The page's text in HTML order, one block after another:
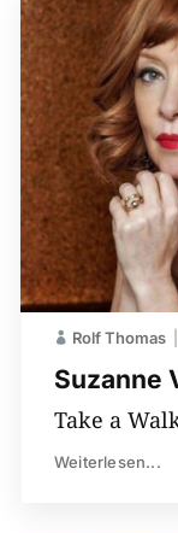
Suzanne
Rolf Thomas
Take a
Weiterlesen...